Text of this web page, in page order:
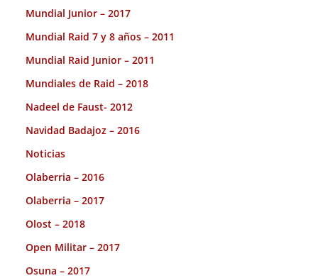
Mundial Junior – 2017
Mundial Raid 7 y 8 años – 2011
Mundial Raid Junior – 2011
Mundiales de Raid – 2018
Nadeel de Faust- 2012
Navidad Badajoz – 2016
Noticias
Olaberria – 2016
Olaberria – 2017
Olost – 2018
Open Militar – 2017
Osuna – 2017